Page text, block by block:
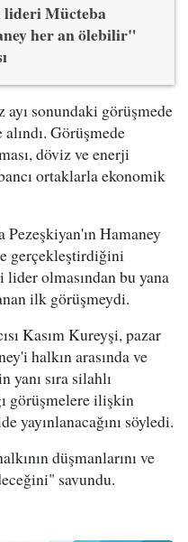
Mücteba
her an ölebilir"
ayı sonundaki görüşmede
Görüşmede
döviz ve enerji
ortaklarla ekonomik
Pezeşkiyan'ın Hamaney
gerçekleştirdiğini
olmasından bu yana
ilk görüşmeydi.
Kasım Kureyşi, pazar
halkın arasında ve
yanı sıra silahlı
görüşmelere ilişkin
yayınlanacağını söyledi.
düşmanlarını ve
savundu.